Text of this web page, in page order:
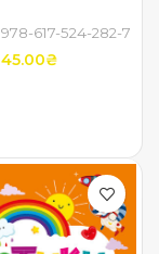
978-617-524-282-7
45.00₴